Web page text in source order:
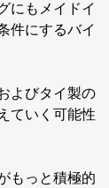
にもメイドイ
件にするバイ
よびタイ製の
ていく可能性
もっと積極的